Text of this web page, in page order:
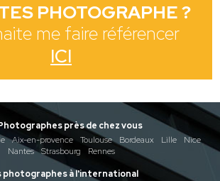
PHOTOGRAPHE ?
me faire référencer
ICI
près de chez vous
Aix-en-provence Toulouse Bordeaux Lille
Nice
Nantes
Strasbourg
Rennes
photographes à l'international